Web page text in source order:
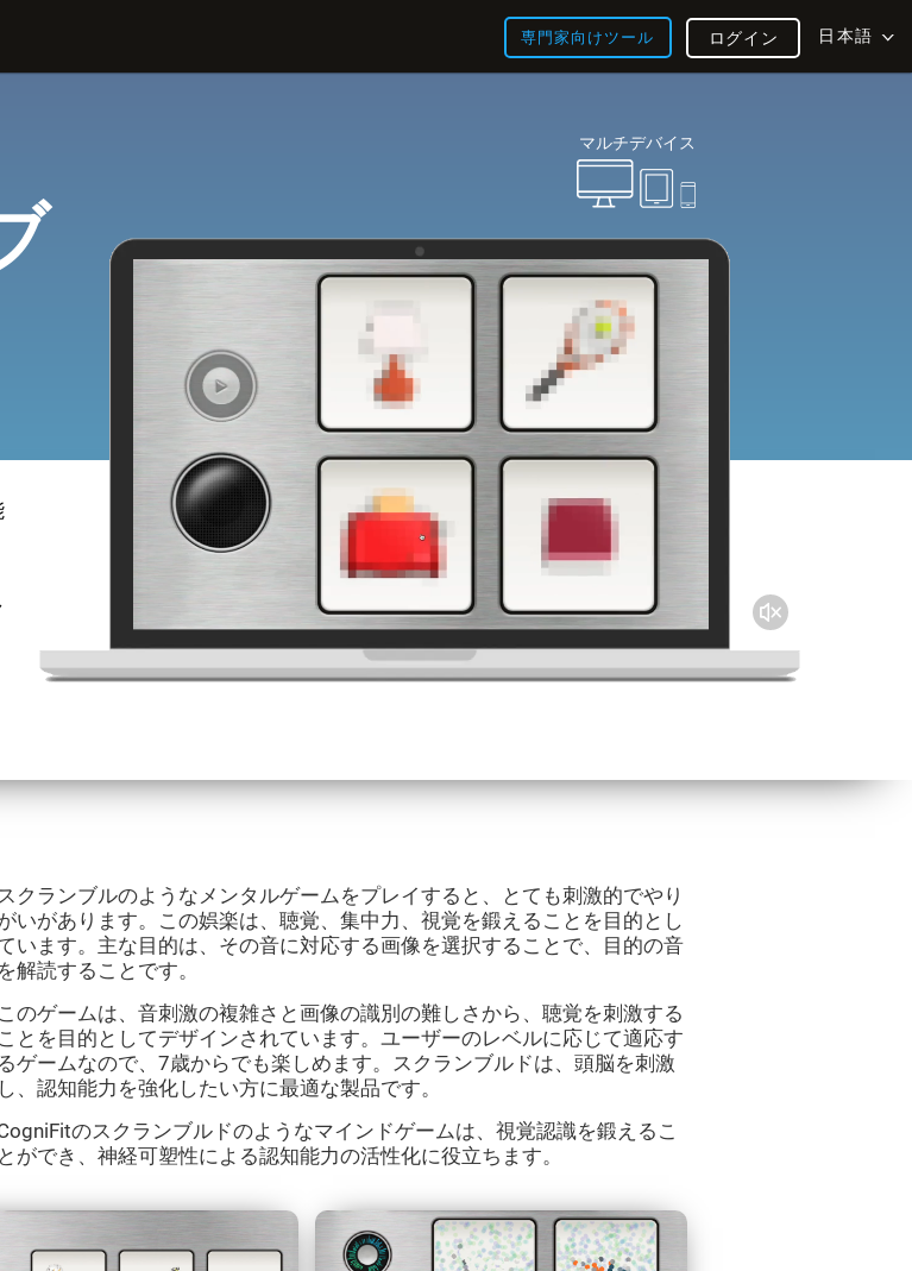
専門家向けツール 日本語
ログイン
マルチデバイス
クランブルのようなメンタルゲームをプレイすると、とても刺激的でやり
いがあります。この娯楽は、聴覚、集中力、視覚を鍛えることを目的とし
います。主な目的は、その音に対応する画像を選択することで、目的の音
を解読することです。
このゲームは、音刺激の複雑さと画像の識別の難しさから、聴覚を刺激する
ことを目的としてデザインされています。ユーザーのレベルに応じて適応す
るゲームなので、7歳からでも楽しめます。スクランブルドは、頭脳を刺激
し、認知能力を強化したい方に最適な製品です。
のスクランブルドのようなマインドゲームは、視覚認識を鍛えるこ
とができ、神経可塑性による認知能力の活性化に役立ちます。